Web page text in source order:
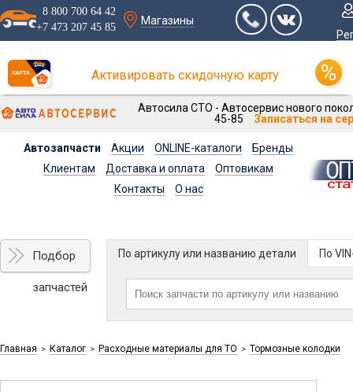
8 800 700 64 42
+7 473 207 45 85
Магазины
Активировать скидочную карту
Автосила СТО - Автосервис нового
45-85
Записаться на
Автозапчасти Акции ONLINE-каталоги
Бренды
Клиентам
Доставка и оплата
Оптовикам
Контакты
О нас
Подбор
запчастей
По артикулу или названию детали По
Главная > Каталог > Расходные материалы для ТО > Тормозные колодки